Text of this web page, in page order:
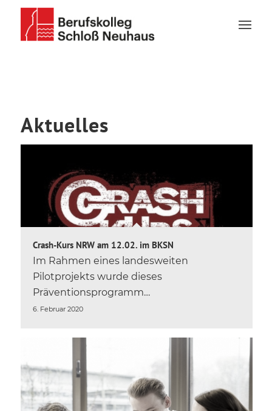
Aktuelles
Crash-Kurs NRW am 12.02. im BKSN
Im Rahmen eines landesweiten
Pilotprojekts wurde dieses
Präventionsprogramm…
6. Februar 2020